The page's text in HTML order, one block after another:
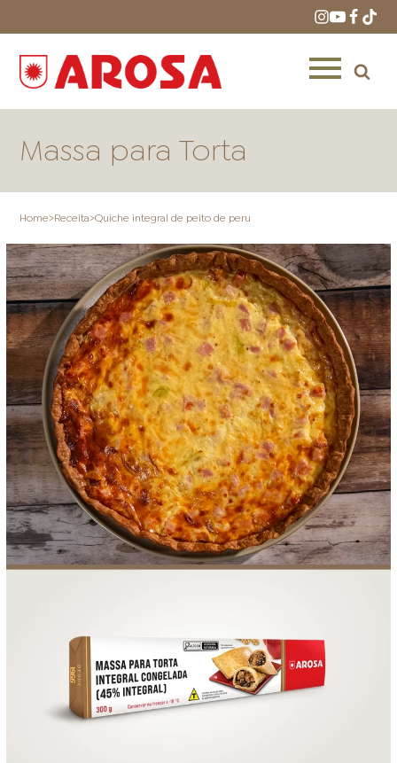
ONDE COMPRAR LOJAS AROSA
DISTRIBUIDORES E
REPRESENTANTES
FOOD SERVICE EMPRESA AGENDA DE CURSOS
INVERNO SAC ACESSO PARA PARCEIROS
Massa para Torta
Home>Receita>Quiche integral de peito de peru